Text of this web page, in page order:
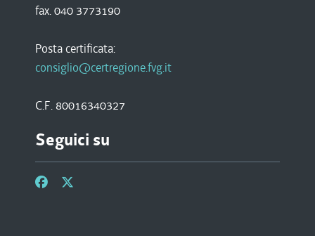
fax. 040 3773190
Posta certificata:
consiglio@certregione.fvg.it
C.F. 80016340327
Seguici su